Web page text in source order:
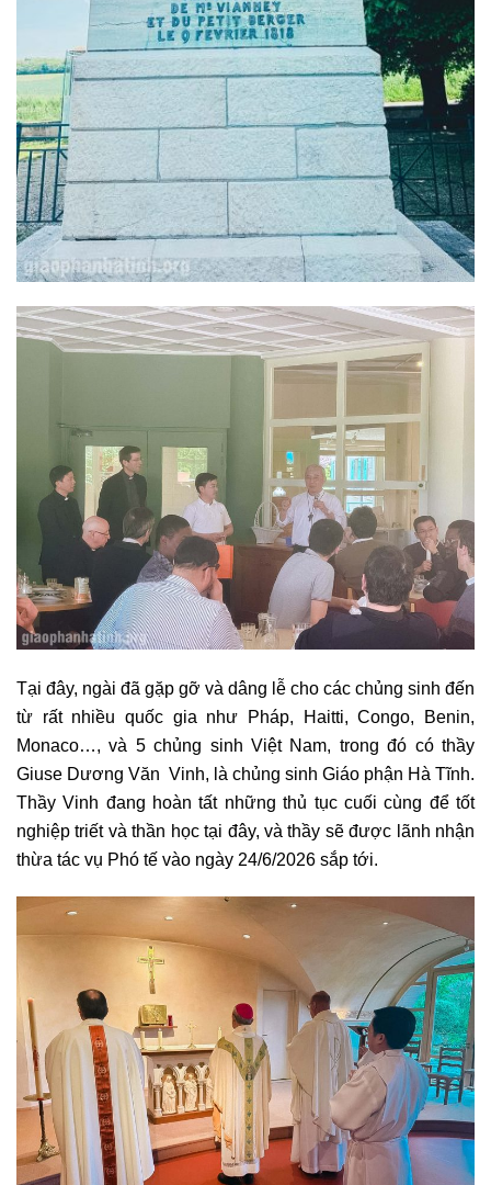
Tại đây, ngài đã gặp gỡ và dâng lễ cho các chủng sinh đến
từ rất nhiều quốc gia như Pháp, Haitti, Congo, Benin,
Monaco…, và 5 chủng sinh Việt Nam, trong đó có thầy
Giuse Dương Văn Vinh, là chủng sinh Giáo phận Hà Tĩnh.
Thầy Vinh đang hoàn tất những thủ tục cuối cùng để tốt
nghiệp triết và thần học tại đây, và thầy sẽ được lãnh nhận
thừa tác vụ Phó tế vào ngày 24/6/2026 sắp tới.